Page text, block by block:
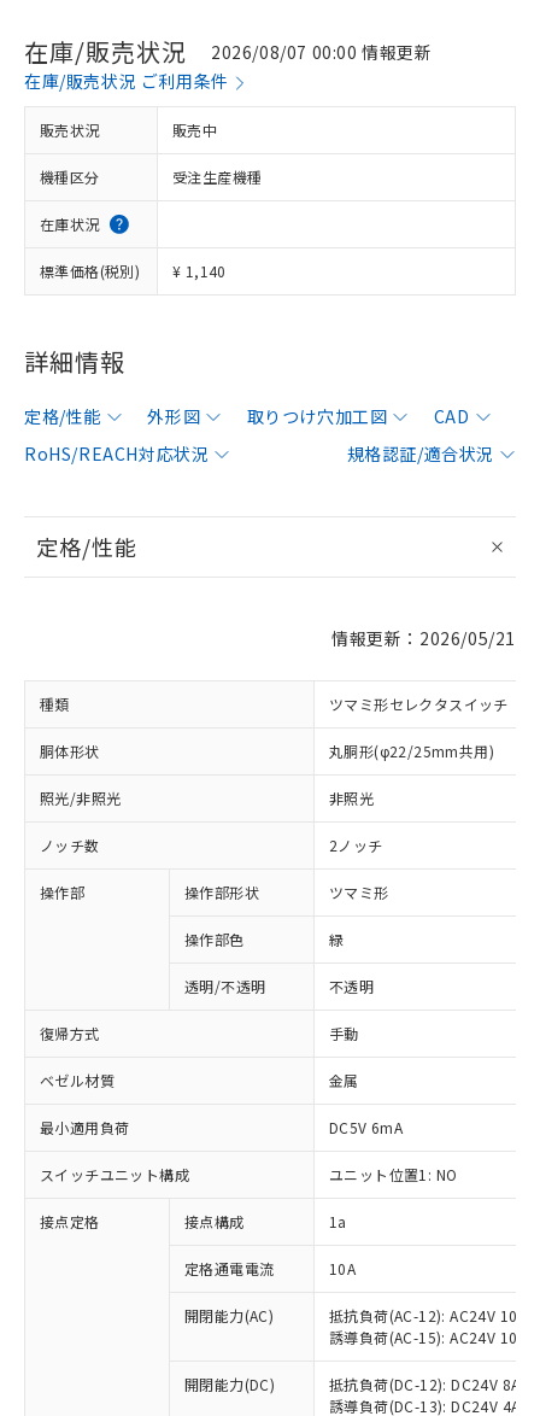
在庫/販売状況
2026/08/07 00:00 情報更新
在庫/販売状況 ご利用条件
販売状況 販売中
機種区分 受注生産機種
在庫状況
標準価格(税別) ¥ 1,140
詳細情報
定格/性能 外形図 取りつけ穴加工図
CAD
RoHS/REACH対応状況
規格認証/適合状況
定格/性能
情報更新：2026/05/21
種類 ツマミ形セレクタスイッチ
胴体形状 丸胴形(φ22/25mm共用)
照光/非照光 非照光
ノッチ数 2ノッチ
操作部 操作部形状 ツマミ形
操作部色 緑
透明/不透明 不透明
復帰方式 手動
ベゼル材質 金属
最小適用負荷 DC5V 6mA
スイッチユニット構成 ユニット位置1: NO
接点定格 接点構成 1a
定格通電電流 10A
開閉能力(AC)
抵抗負荷(AC-12): AC24V 10A/
誘導負荷(AC-15): AC24V
開閉能力(DC)
抵抗負荷(DC-12): DC24V 8A/
誘導負荷(DC-13): DC24V 4A/
ご利用条件
対応済み：EU RoHS指令（10物質）の
非含有に対応した製品が提供可能な商品で
対応予定：EU RoHS指令（10物質）の非含
有に対応した製品に切り替える予定のある